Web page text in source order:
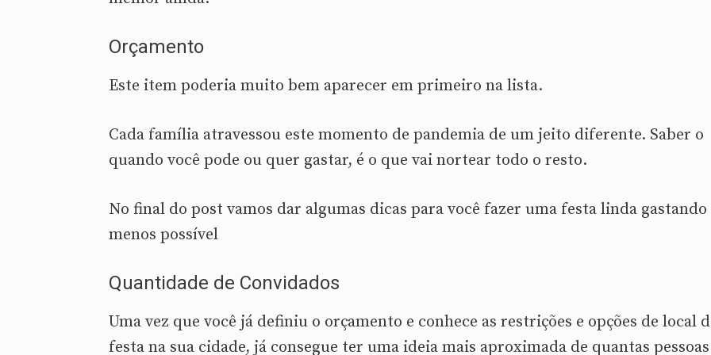
Orçamento
Este item poderia muito bem aparecer em primeiro na lista.
Cada família atravessou este momento de pandemia de um jeito diferente. Saber o
quando você pode ou quer gastar, é o que vai nortear todo o resto.
No final do post vamos dar algumas dicas para você fazer uma festa linda gastando
menos possível
Quantidade de Convidados
Uma vez que você já definiu o orçamento e conhece as restrições e opções de local
festa na sua cidade, já consegue ter uma ideia mais aproximada de quantas pessoas